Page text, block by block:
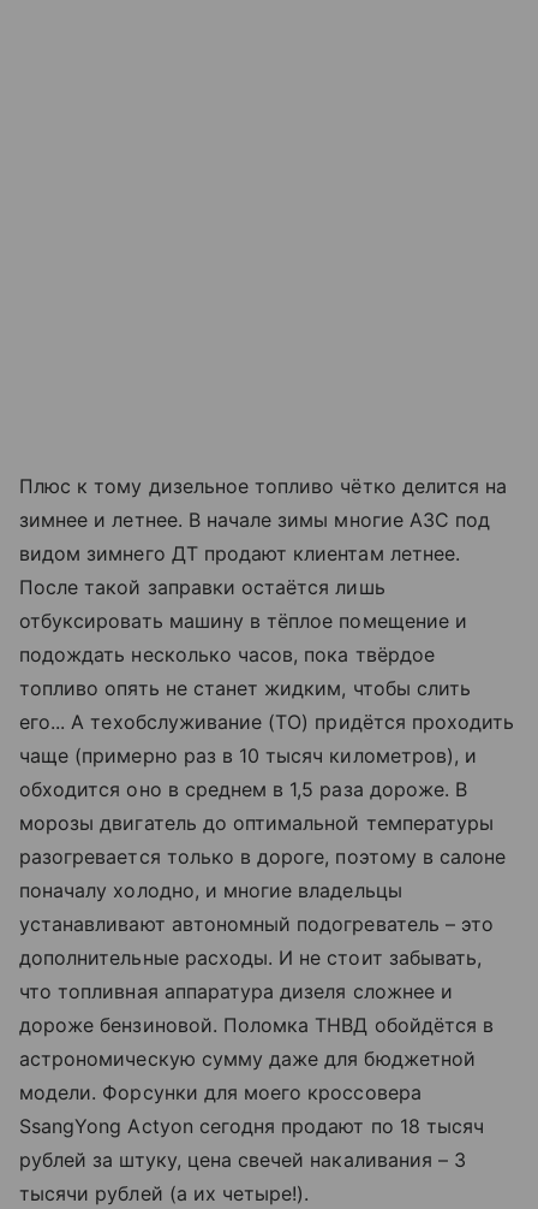
Плюс к тому дизельное топливо чётко делится на
зимнее и летнее. В начале зимы многие АЗС под
видом зимнего ДТ продают клиентам летнее.
После такой заправки остаётся лишь
отбуксировать машину в тёплое помещение и
подождать несколько часов, пока твёрдое
топливо опять не станет жидким, чтобы слить
его... А тех­обслуживание (ТО) придётся проходить
чаще (примерно раз в 10 тысяч километров), и
обходится оно в среднем в 1,5 раза дороже. В
морозы двигатель до оптимальной температуры
разогревается только в дороге, поэтому в салоне
поначалу холодно, и многие владельцы
устанавливают автономный подогреватель – это
дополнительные расходы. И не стоит забывать,
что топливная аппаратура дизеля сложнее и
дороже бензиновой. Поломка ТНВД обойдётся в
астрономическую сумму даже для бюджетной
модели. Форсунки для моего кроссовера
SsangYong Actyon сегодня продают по 18 тысяч
рублей за штуку, цена свечей накаливания – 3
тысячи рублей (а их четыре!).